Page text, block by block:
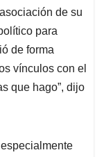
de su
para
de forma
vínculos con el
que hago”, dijo